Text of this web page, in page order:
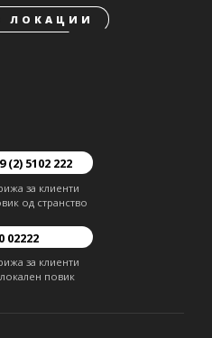
ЛОКАЦИИ
(2) 5102 222
за клиенти
од странство
02222
за клиенти
повик